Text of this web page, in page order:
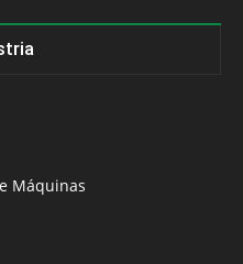
Máquinas